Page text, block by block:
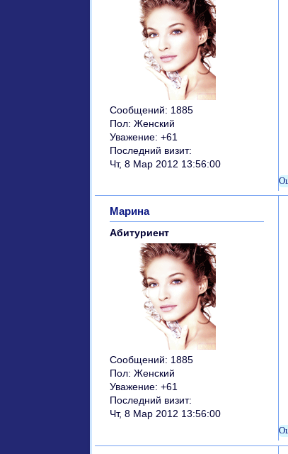
Сообщений: 1885
Пол: Женский
Уважение: +61
Последний визит:
Чт, 8 Мар 2012 13:56:00
Марина
Абитуриент
Сообщений: 1885
Пол: Женский
Уважение: +61
Последний визит:
Чт, 8 Мар 2012 13:56:00